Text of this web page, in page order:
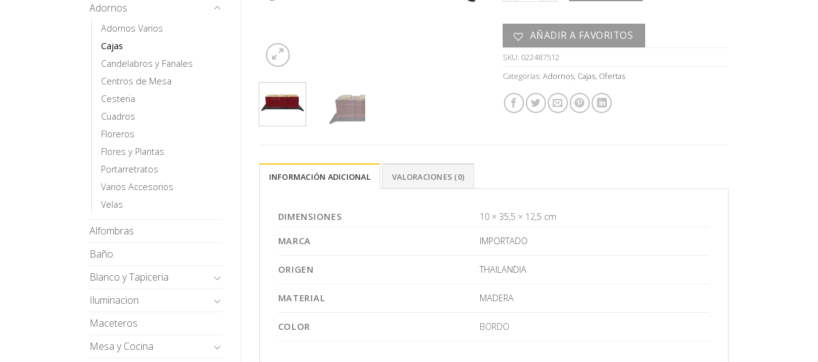
Adornos
Adornos Varios
Cajas
Candelabros y Fanales
Centros de Mesa
Cesteria
Cuadros
Floreros
Flores y Plantas
Portarretratos
Varios Accesorios
Velas
Alfombras
Baño
Blanco y Tapiceria
Iluminacion
Maceteros
Mesa y Cocina
AÑADIR A FAVORITOS
SKU: 022487512
Categorías:Adornos, Cajas, Ofertas
INFORMACIÓN ADICIONAL VALORACIONES (0)
DIMENSIONES 10 × 35,5 × 12,5 cm
MARCA IMPORTADO
ORIGEN THAILANDIA
MATERIAL MADERA
COLOR BORDO